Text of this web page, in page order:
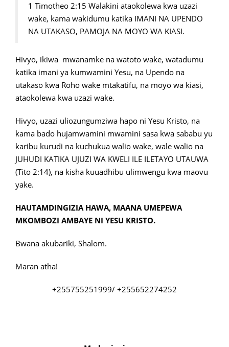
1 Timotheo 2:15 Walakini ataokolewa kwa uzazi
wake, kama wakidumu katika IMANI NA UPENDO
NA UTAKASO, PAMOJA NA MOYO WA KIASI.
Hivyo, ikiwa mwanamke na watoto wake, watadumu
katika imani ya kumwamini Yesu, na Upendo na
utakaso kwa Roho wake mtakatifu, na moyo wa kiasi,
ataokolewa kwa uzazi wake.
Hivyo, uzazi uliozungumziwa hapo ni Yesu Kristo, na
kama bado hujamwamini mwamini sasa kwa sababu yu
karibu kurudi na kuchukua walio wake, wale walio na
JUHUDI KATIKA UJUZI WA KWELI ILE ILETAYO UTAUWA
(Tito 2:14), na kisha kuuadhibu ulimwengu kwa maovu
yake.
HAUTAMDINGIZIA HAWA, MAANA UMEPEWA
MKOMBOZI AMBAYE NI YESU KRISTO.
Bwana akubariki, Shalom.
Maran atha!
+255755251999/ +255652274252